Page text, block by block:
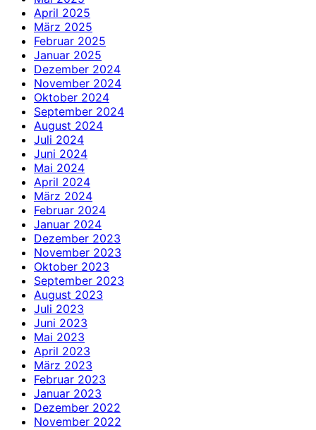
April 2025
März 2025
Februar 2025
Januar 2025
Dezember 2024
November 2024
Oktober 2024
September 2024
August 2024
Juli 2024
Juni 2024
Mai 2024
April 2024
März 2024
Februar 2024
Januar 2024
Dezember 2023
November 2023
Oktober 2023
September 2023
August 2023
Juli 2023
Juni 2023
Mai 2023
April 2023
März 2023
Februar 2023
Januar 2023
Dezember 2022
November 2022